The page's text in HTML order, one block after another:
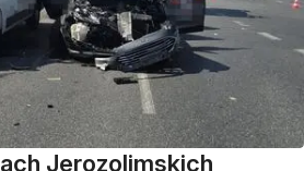
Jerozolimskich